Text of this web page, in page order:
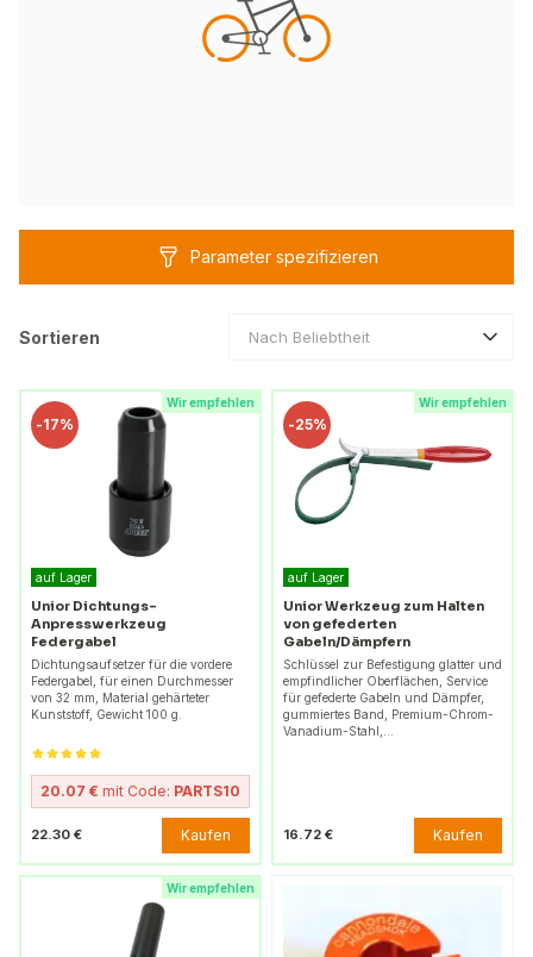
Parameter spezifizieren
Sortieren Nach Beliebtheit
Wir empfehlen
-17%
auf Lager
Unior Dichtungs-
Anpresswerkzeug
Federgabel
Dichtungsaufsetzer für die vordere
Federgabel, für einen Durchmesser
von 32 mm, Material gehärteter
Kunststoff, Gewicht 100 g.
20.07 € mit Code: PARTS10
22.30 € Kaufen
Wir empfehlen
-25%
auf Lager
Unior Werkzeug zum Halten
von gefederten
Gabeln/Dämpfern
Schlüssel zur Befestigung glatter und
empfindlicher Oberflächen, Service
für gefederte Gabeln und Dämpfer,
gummiertes Band, Premium-Chrom-
Vanadium-Stahl,…
16.72 € Kaufen
Wir empfehlen